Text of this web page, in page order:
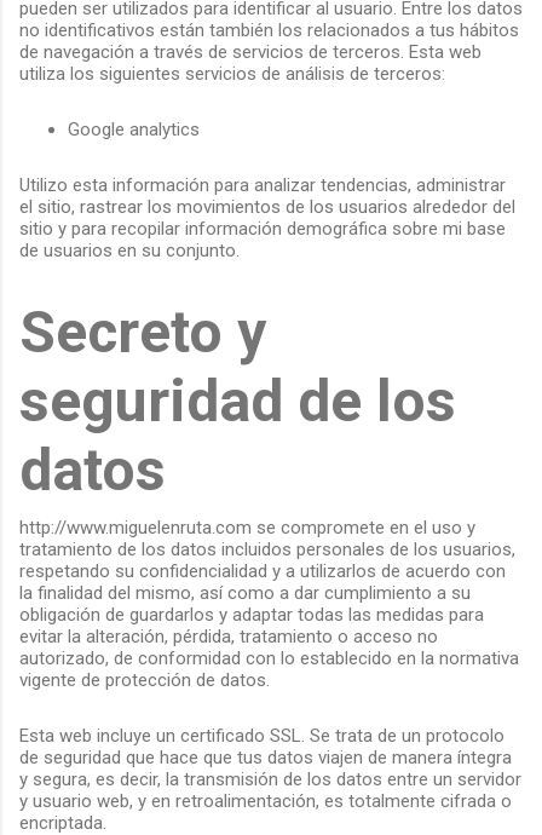
pueden ser utilizados para identificar al usuario. Entre los datos
no identificativos están también los relacionados a tus hábitos
de navegación a través de servicios de terceros. Esta web
utiliza los siguientes servicios de análisis de terceros:
Google analytics
Utilizo esta información para analizar tendencias, administrar
el sitio, rastrear los movimientos de los usuarios alrededor del
sitio y para recopilar información demográfica sobre mi base
de usuarios en su conjunto.
Secreto y
seguridad de los
datos
http://www.miguelenruta.com se compromete en el uso y
tratamiento de los datos incluidos personales de los usuarios,
respetando su confidencialidad y a utilizarlos de acuerdo con
la finalidad del mismo, así como a dar cumplimiento a su
obligación de guardarlos y adaptar todas las medidas para
evitar la alteración, pérdida, tratamiento o acceso no
autorizado, de conformidad con lo establecido en la normativa
vigente de protección de datos.
Esta web incluye un certificado SSL. Se trata de un protocolo
de seguridad que hace que tus datos viajen de manera íntegra
y segura, es decir, la transmisión de los datos entre un servidor
y usuario web, y en retroalimentación, es totalmente cifrada o
encriptada.